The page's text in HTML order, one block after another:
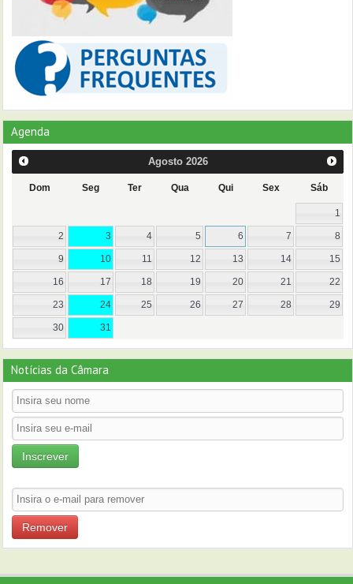
Agenda
Agosto 2026
Dom Seg Ter Qua Qui Sex Sáb
1
2 3 4 5 6 7 8
9 10 11 12 13 14 15
16 17 18 19 20 21 22
23 24 25 26 27 28 29
30 31
Notícias da Câmara
Inscrever
Remover